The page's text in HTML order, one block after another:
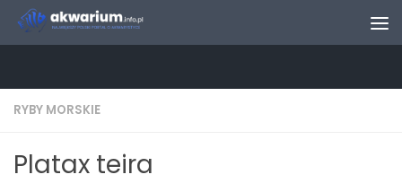
Skip to content
RYBY MORSKIE
Platax teira